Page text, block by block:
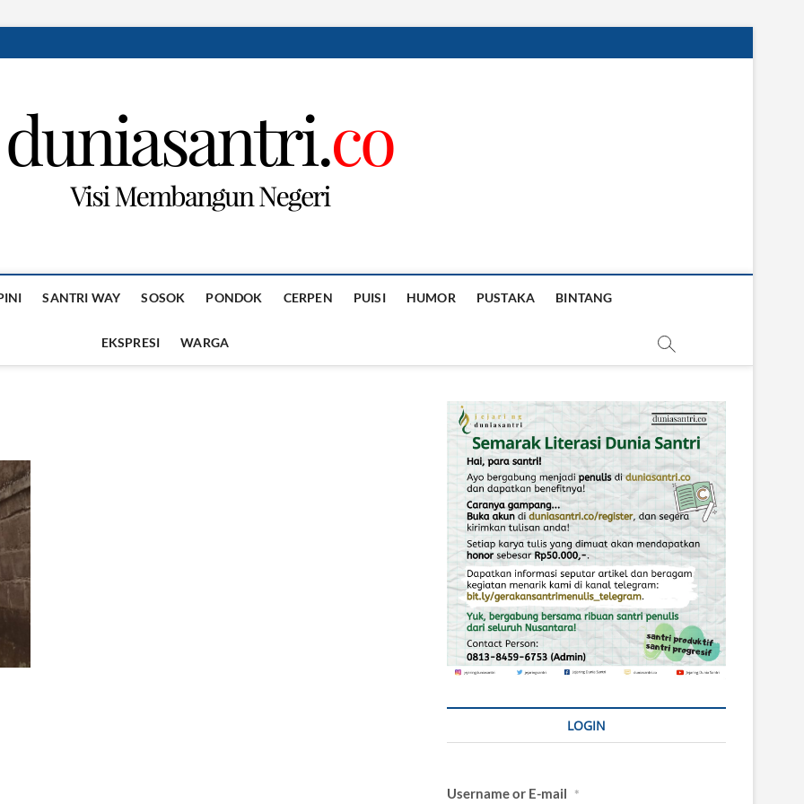
SANTRI WAY SOSOK PONDOK CERPEN PUISI HUMOR PUSTAKA BINTANG
EKSPRESI WARGA
LOGIN
Username or E-mail *